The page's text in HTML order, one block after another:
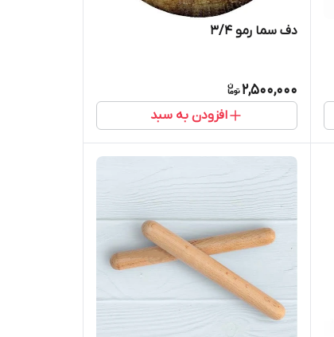
دف سما رمو 3/4
2,500,000
افزودن به سبد